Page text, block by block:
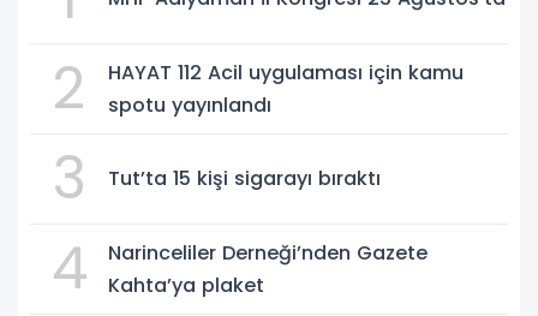
2
HAYAT 112 Acil uygulaması için kamu
spotu yayınlandı
3 Tut’ta 15 kişi sigarayı bıraktı
4
Narinceliler Derneği’nden Gazete
Kahta’ya plaket